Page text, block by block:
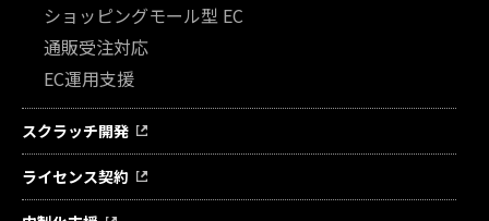
ショッピングモール型 EC
通販受注対応
EC運用支援
スクラッチ開発
ライセンス契約